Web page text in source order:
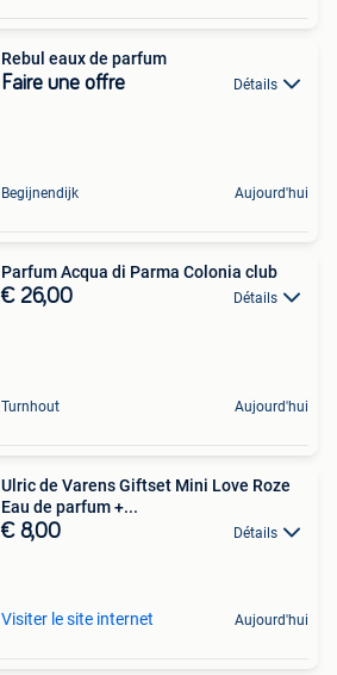
Rebul eaux de parfum
Faire une offre Détails
Begijnendijk Aujourd'hui
Parfum Acqua di Parma Colonia club
€ 26,00 Détails
Turnhout Aujourd'hui
Ulric de Varens Giftset Mini Love Roze
Eau de parfum +...
€ 8,00 Détails
Visiter le site internet Aujourd'hui